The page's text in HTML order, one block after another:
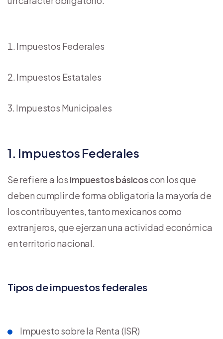
Impuestos Federales
Impuestos Estatales
Impuestos Municipales
1. Impuestos Federales
Se refiere a los impuestos básicoscon los que
deben cumplir de forma obligatoria la mayoría de
los contribuyentes, tanto mexicanos como
extranjeros, que ejerzan una actividad económica
en territorio nacional.
Tipos de impuestos federales
Impuesto sobre la Renta (ISR)